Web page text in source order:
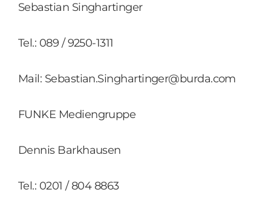
Sebastian Singhartinger
Tel.: 089 / 9250-1311
Mail: Sebastian.Singhartinger@burda.com
FUNKE Mediengruppe
Dennis Barkhausen
Tel.: 0201 / 804 8863